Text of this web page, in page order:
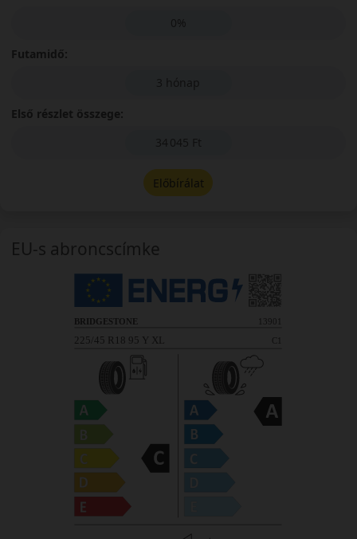
0%
Futamidő:
3 hónap
Első részlet összege:
34 045 Ft
Előbírálat
EU-s abroncscímke